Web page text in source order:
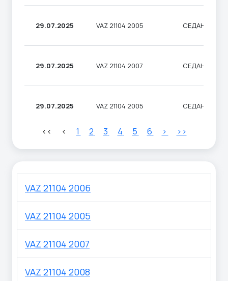
29.07.2025 VAZ 21104 2005 СЕДАН
29.07.2025 VAZ 21104 2007 СЕДАН
29.07.2025 VAZ 21104 2005 СЕДАН
<< < 1 2 3 4 5 6 > >>
VAZ 21104 2006
VAZ 21104 2005
VAZ 21104 2007
VAZ 21104 2008